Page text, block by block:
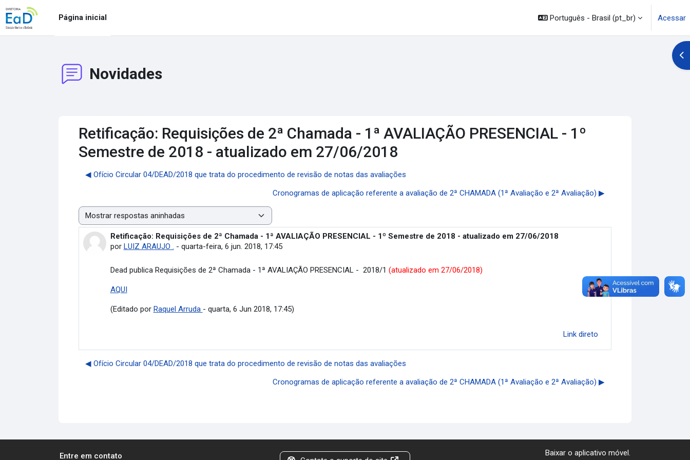
Ir para o conteúdo principal
Página inicial
Português - Brasil ‎(pt_br)‎ Acessar
Novidades
Retificação: Requisições de 2ª Chamada - 1ª AVALIAÇÃO PRESENCIAL - 1º
Semestre de 2018 - atualizado em 27/06/2018
◀︎ Ofício Circular 04/DEAD/2018 que trata do procedimento de revisão de notas das avaliações
Cronogramas de aplicação referente a avaliação de 2ª CHAMADA (1ª Avaliação e 2ª Avaliação) ▶︎
Modo de visualização
Retificação: Requisições de 2ª Chamada - 1ª AVALIAÇÃO PRESENCIAL - 1º Semestre de 2018 - atualizado em 27/06/2018
por LUIZ ARAUJO . - quarta-feira, 6 jun. 2018, 17:45
Número de respostas: 0
Dead publica Requisições de 2ª Chamada - 1ª AVALIAÇÃO PRESENCIAL - 2018/1 (atualizado em 27/06/2018)
AQUI
(Editado por Raquel Arruda - quarta, 6 Jun 2018, 17:45)
Link direto
◀︎ Ofício Circular 04/DEAD/2018 que trata do procedimento de revisão de notas das avaliações
Cronogramas de aplicação referente a avaliação de 2ª CHAMADA (1ª Avaliação e 2ª Avaliação) ▶︎
Entre em contato Baixar o aplicativo móvel.